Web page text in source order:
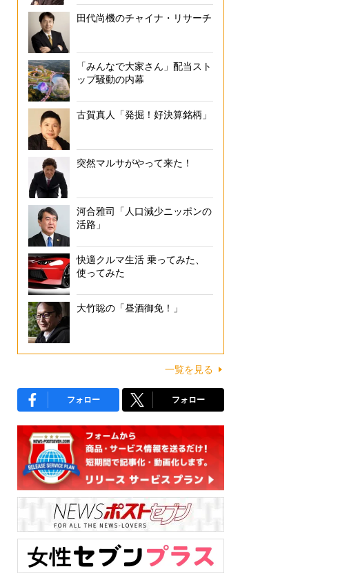
田代尚機のチャイナ・リサーチ
「みんなで大家さん」配当スト
ップ騒動の内幕
古賀真人「発掘！好決算銘柄」
突然マルサがやって来た！
河合雅司「人口減少ニッポンの
活路」
快適クルマ生活 乗ってみた、
使ってみた
大竹聡の「昼酒御免！」
一覧を見る
フォロー フォロー